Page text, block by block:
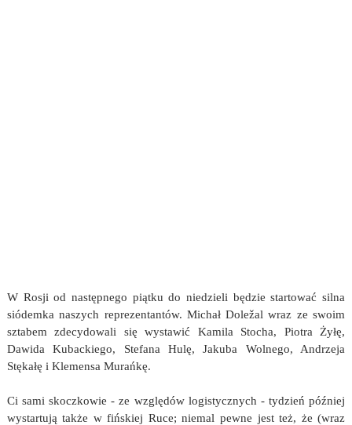
W Rosji od następnego piątku do niedzieli będzie startować silna
siódemka naszych reprezentantów. Michał Doležal wraz ze swoim
sztabem zdecydowali się wystawić Kamila Stocha, Piotra Żyłę,
Dawida Kubackiego, Stefana Hulę, Jakuba Wolnego, Andrzeja
Stękałę i Klemensa Murańkę.
Ci sami skoczkowie - ze względów logistycznych - tydzień później
wystartują także w fińskiej Ruce; niemal pewne jest też, że (wraz